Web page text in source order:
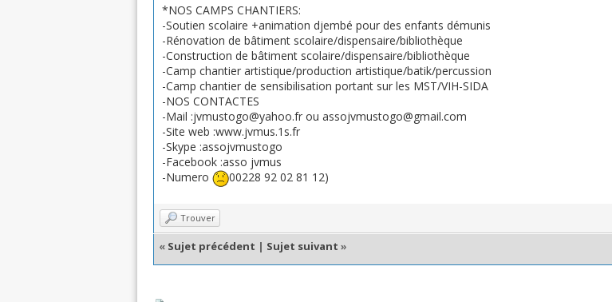
*NOS CAMPS CHANTIERS:
-Soutien scolaire +animation djembé pour des enfants démunis
-Rénovation de bâtiment scolaire/dispensaire/bibliothèque
-Construction de bâtiment scolaire/dispensaire/bibliothèque
-Camp chantier artistique/production artistique/batik/percussion
-Camp chantier de sensibilisation portant sur les MST/VIH-SIDA
-NOS CONTACTES
-Mail :jvmustogo@yahoo.fr ou assojvmustogo@gmail.com
-Site web :www.jvmus.1s.fr
-Skype :assojvmustogo
-Facebook :asso jvmus
-Numero
00228 92 02 81 12)
Trouver
« Sujet précédent | Sujet suivant »